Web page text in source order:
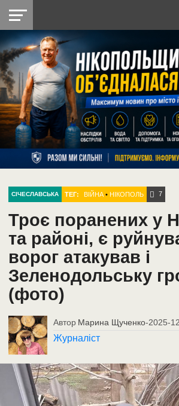
НІКОПОЛЬ
РАЙОН
СІЧЕСЛАВСЬКА
УКРАЇНА
РЕТРО
НІКОПОЛЬ
ЛАЙТ
УКРАЇНА
ДОПОМОГА
РАДІО
СІЧЕСЛАВСЬКА ТЕГ: ВІЙНА •НІКОПОЛЬ 7
Троє поранених у
та районі, є
ворог атакував і
Зеленодольську
(фото)
Автор Марина Щученко-2025-
Журналіст